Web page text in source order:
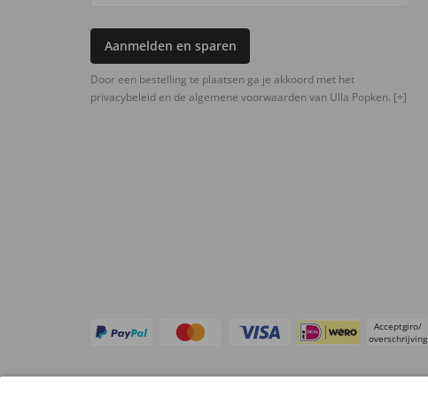
Aanmelden en sparen
Door een bestelling te plaatsen ga je akkoord met het
privacybeleid en de algemene voorwaarden van Ulla Popken. [+]
Acceptgiro/
overschrijving